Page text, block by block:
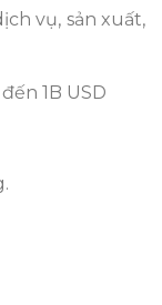
vụ, sản xuất,
1B USD